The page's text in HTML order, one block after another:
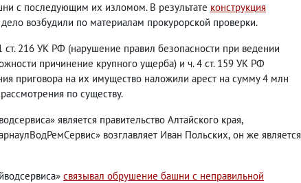
с последующим их изломом. В результате конструкция
дело возбудили по материалам прокурорской проверки.
ст. 216 УК РФ (нарушение правил безопасности при ведении
причинение крупного ущерба) и ч. 4 ст. 159 УК РФ
приговора на их имущество наложили арест на сумму 4 млн
по существу.
является правительство Алтайского края,
возглавляет Иван Польских, он же является
связывал обрушение башни с неправильной